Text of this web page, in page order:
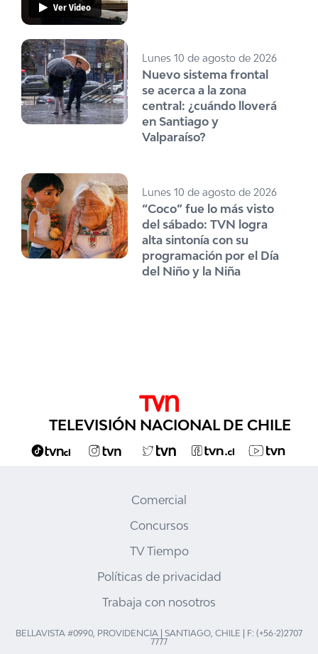
Ver Video
Lunes 10 de agosto de 2026
Nuevo sistema frontal
se acerca a la zona
central: ¿cuándo lloverá
en Santiago y
Valparaíso?
Lunes 10 de agosto de 2026
“Coco” fue lo más visto
del sábado: TVN logra
alta sintonía con su
programación por el Día
del Niño y la Niña
TELEVISIÓN NACIONAL DE CHILE
Comercial
Concursos
TV Tiempo
Políticas de privacidad
Trabaja con nosotros
BELLAVISTA #0990, PROVIDENCIA | SANTIAGO, CHILE | F: (+56-2)2707
7777